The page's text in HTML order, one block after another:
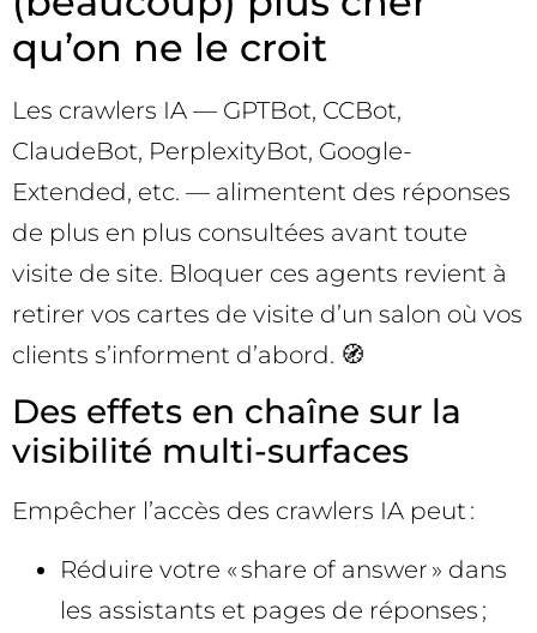
qu’on ne le croit
Les crawlers IA — GPTBot, CCBot,
ClaudeBot, PerplexityBot, Google-
Extended, etc. — alimentent des réponses
de plus en plus consultées avant toute
visite de site. Bloquer ces agents revient à
retirer vos cartes de visite d’un salon où vos
clients s’informent d’abord. 🧭
Des effets en chaîne sur la
visibilité multi-surfaces
Empêcher l’accès des crawlers IA peut :
Réduire votre « share of answer » dans
les assistants et pages de réponses ;